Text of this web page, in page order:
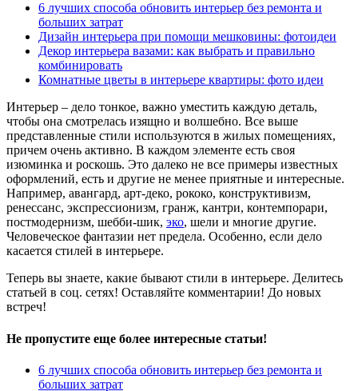
6 лучших способа обновить интерьер без ремонта и
больших затрат
Дизайн интерьера при помощи мешковины: фотоидеи
Декор интерьера вазами: как выбрать и правильно
комбинировать
Комнатные цветы в интерьере квартиры: фото идеи
Интерьер – дело тонкое, важно уместить каждую деталь,
чтобы она смотрелась изящно и волшебно. Все выше
представленные стили используются в жилых помещениях,
причем очень активно. В каждом элементе есть своя
изюминка и роскошь. Это далеко не все примеры известных
оформлений, есть и другие не менее приятные и интересные.
Например, авангард, арт-деко, рококо, конструктивизм,
ренессанс, экспрессионизм, гранж, кантри, контемпорари,
постмодернизм, шебби-шик, эко, шели и многие другие.
Человеческое фантазии нет предела. Особенно, если дело
касается стилей в интерьере.
Теперь вы знаете, какие бывают стили в интерьере. Делитесь
статьей в соц. сетях! Оставляйте комментарии! До новых
встреч!
Не пропустите еще более интересные статьи!
6 лучших способа обновить интерьер без ремонта и
больших затрат